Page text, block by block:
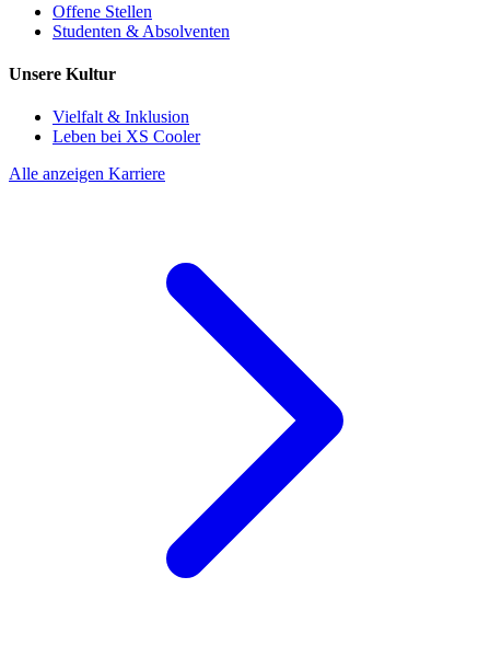
Offene Stellen
Studenten & Absolventen
Unsere Kultur
Vielfalt & Inklusion
Leben bei XS Cooler
Alle anzeigen Karriere